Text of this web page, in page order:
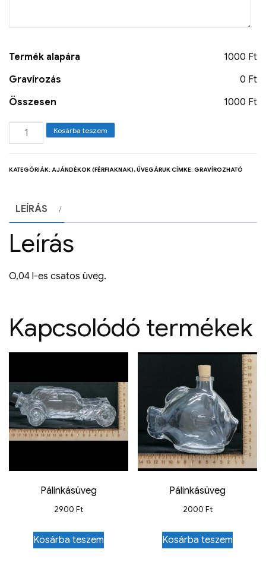
Termék alapára
1000 Ft
Gravírozás
0 Ft
Összesen
1000 Ft
Kosárba teszem
KATEGÓRIÁK: AJÁNDÉKOK (FÉRFIAKNAK),ÜVEGÁRUKCÍMKE: GRAVÍROZHATÓ
LEÍRÁS
Leírás
O,04 l-es csatos üveg.
Kapcsolódó termékek
Pálinkásüveg
2900 Ft
Kosárba teszem
Pálinkásüveg
2000 Ft
Kosárba teszem